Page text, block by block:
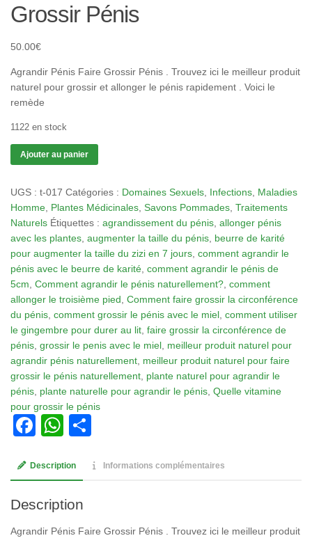
Grossir Pénis
50.00€
Agrandir Pénis Faire Grossir Pénis . Trouvez ici le meilleur produit
naturel pour grossir et allonger le pénis rapidement . Voici le
remède
1122 en stock
quantité
de
017:
Agrandissement
Pénis,
Agrandir
Pénis
Faire
Grossir
Pénis
Ajouter au panier
UGS : t-017 Catégories : Domaines Sexuels Infections Maladies
Homme Plantes Médicinales Savons Pommades Traitements
Naturels Étiquettes : agrandissement du pénis allonger pénis
avec les plantes augmenter la taille du pénis beurre de karité
pour augmenter la taille du zizi en 7 jours comment agrandir le
pénis avec le beurre de karité comment agrandir le pénis de
5cm Comment agrandir le pénis naturellement? comment
allonger le troisième pied Comment faire grossir la circonférence
du pénis comment grossir le pénis avec le miel comment utiliser
le gingembre pour durer au lit faire grossir la circonférence de
pénis grossir le penis avec le miel meilleur produit naturel pour
agrandir pénis naturellement meilleur produit naturel pour faire
grossir le pénis naturellement plante naturel pour agrandir le
pénis plante naturelle pour agrandir le pénis Quelle vitamine
pour grossir le pénis
Facebook
WhatsApp
Description Informations complémentaires
Description
Agrandir Pénis Faire Grossir Pénis . Trouvez ici le meilleur produit